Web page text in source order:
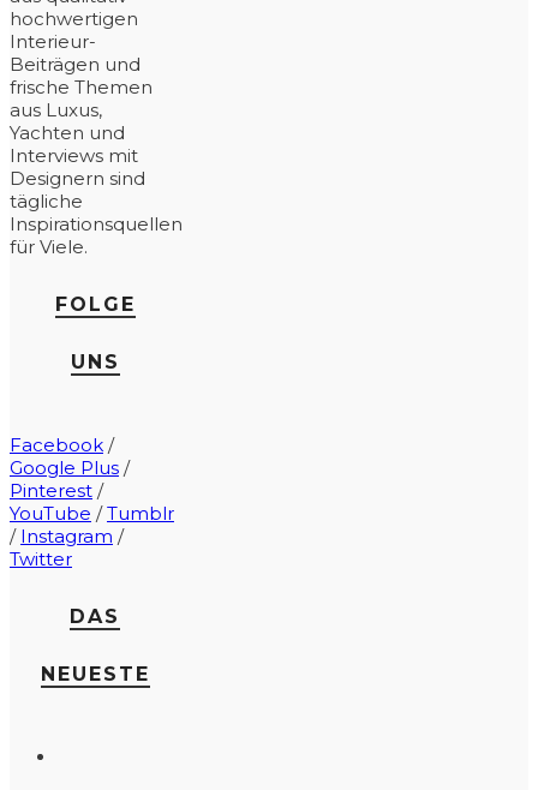
hochwertigen
Interieur-
Beiträgen und
frische Themen
aus Luxus,
Yachten und
Interviews mit
Designern sind
tägliche
Inspirationsquellen
für Viele.
FOLGE
UNS
Facebook /
Google Plus /
Pinterest /
YouTube /Tumblr
/ Instagram /
Twitter
DAS
NEUESTE